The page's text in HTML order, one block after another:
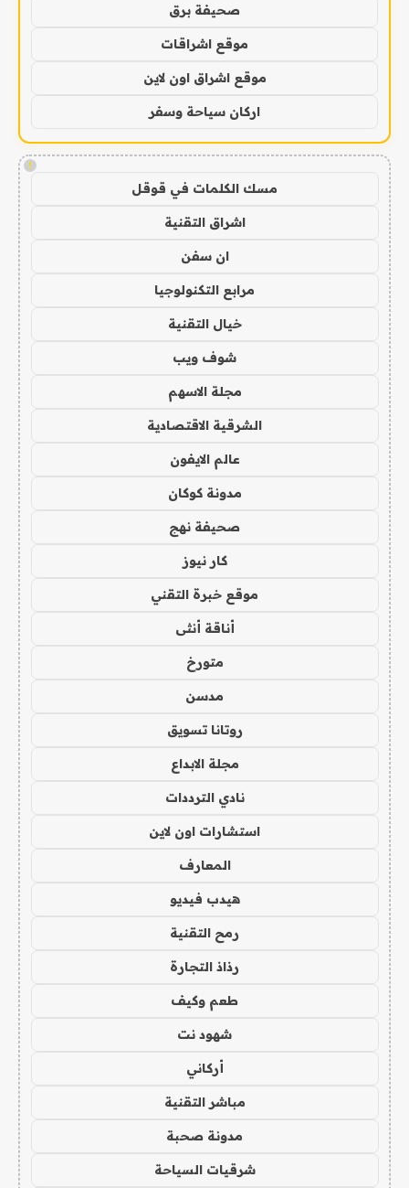
صحيفة برق
موقع اشراقات
موقع اشراق اون لاين
اركان سياحة وسفر
!
مسك الكلمات في قوقل
اشراق التقنية
ان سفن
مرابع التكنولوجيا
خيال التقنية
شوف ويب
مجلة الاسهم
الشرقية الاقتصادية
عالم الايفون
مدونة كوكان
صحيفة نهج
كار نيوز
موقع خبرة التقني
أناقة أنثى
متورخ
مدسن
روتانا تسويق
مجلة الابداع
نادي الترددات
استشارات اون لاين
المعارف
هيدب فيديو
رمح التقنية
رذاذ التجارة
طعم وكيف
شهود نت
أركاني
مباشر التقنية
مدونة صحبة
شرقيات السياحة